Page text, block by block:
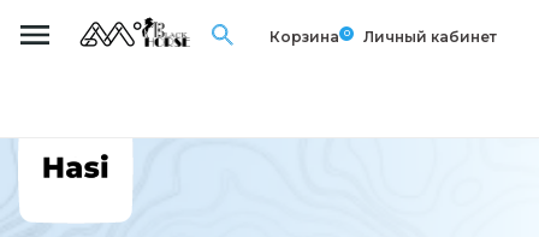
Корзина 0 Личный кабинет